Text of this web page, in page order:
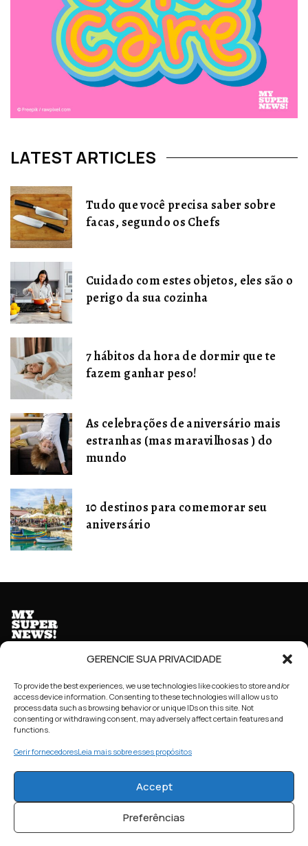
GERENCIE SUA PRIVACIDADE
To provide the best experiences, we use technologies like cookies to store and/or
access device information. Consenting to these technologies will allow us to
process data such as browsing behavior or unique IDs on this site. Not
consenting or withdrawing consent, may adversely affect certain features and
functions.
Gerir fornecedoresLeia mais sobre esses propósitos
Accept
Preferências
LATEST ARTICLES
Tudo que você precisa saber sobre
facas, segundo os Chefs
Cuidado com estes objetos, eles são o
perigo da sua cozinha
7 hábitos da hora de dormir que te
fazem ganhar peso!
As celebrações de aniversário mais
estranhas (mas maravilhosas ) do
mundo
10 destinos para comemorar seu
aniversário
HOME SOBRE NÓS CONTATO / FALE CONOSCO
© 2023 My Super News! - All Rights Reserved.